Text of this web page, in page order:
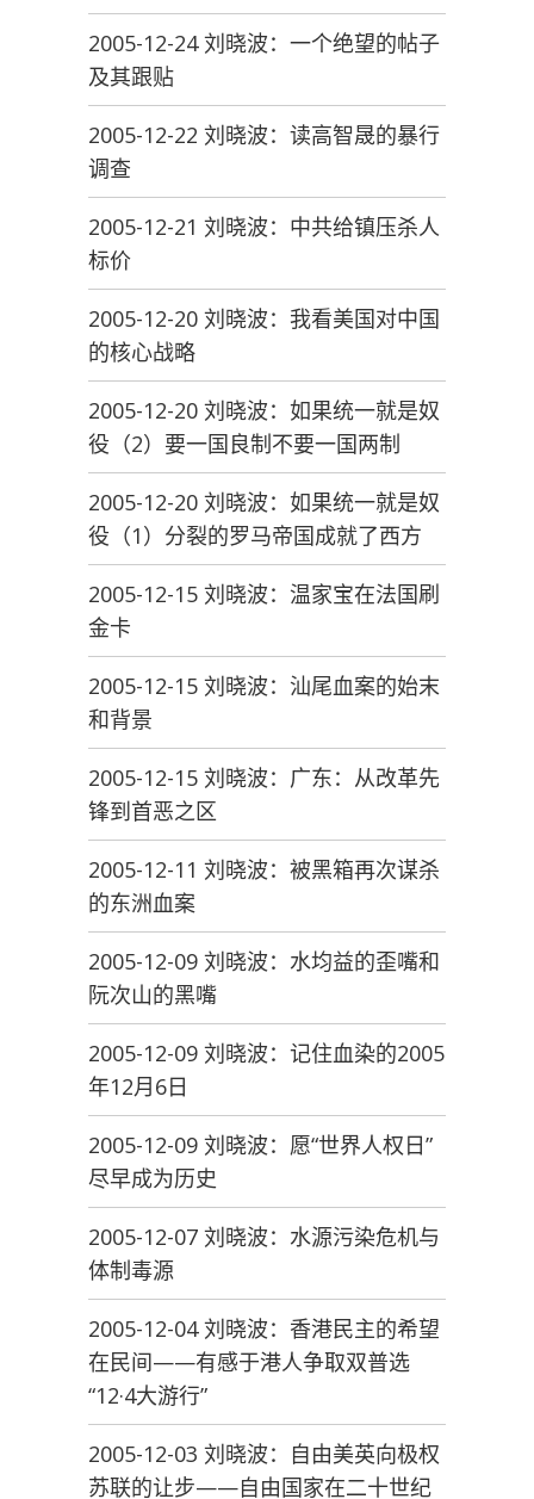
2005-12-24 刘晓波：一个绝望的帖子
及其跟贴
2005-12-22 刘晓波：读高智晟的暴行
调查
2005-12-21 刘晓波：中共给镇压杀人
标价
2005-12-20 刘晓波：我看美国对中国
的核心战略
2005-12-20 刘晓波：如果统一就是奴
役（2）要一国良制不要一国两制
2005-12-20 刘晓波：如果统一就是奴
役（1）分裂的罗马帝国成就了西方
2005-12-15 刘晓波：温家宝在法国刷
金卡
2005-12-15 刘晓波：汕尾血案的始末
和背景
2005-12-15 刘晓波：广东：从改革先
锋到首恶之区
2005-12-11 刘晓波：被黑箱再次谋杀
的东洲血案
2005-12-09 刘晓波：水均益的歪嘴和
阮次山的黑嘴
2005-12-09 刘晓波：记住血染的2005
年12月6日
2005-12-09 刘晓波：愿“世界人权日”
尽早成为历史
2005-12-07 刘晓波：水源污染危机与
体制毒源
2005-12-04 刘晓波：香港民主的希望
在民间——有感于港人争取双普选
“12·4大游行”
2005-12-03 刘晓波：自由美英向极权
苏联的让步——自由国家在二十世纪